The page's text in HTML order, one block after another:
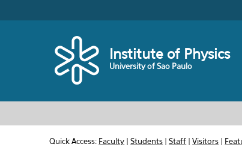
Institute of Physics
University of Sao Paulo
Quick Access: Faculty |Students |Staff |Visitors |